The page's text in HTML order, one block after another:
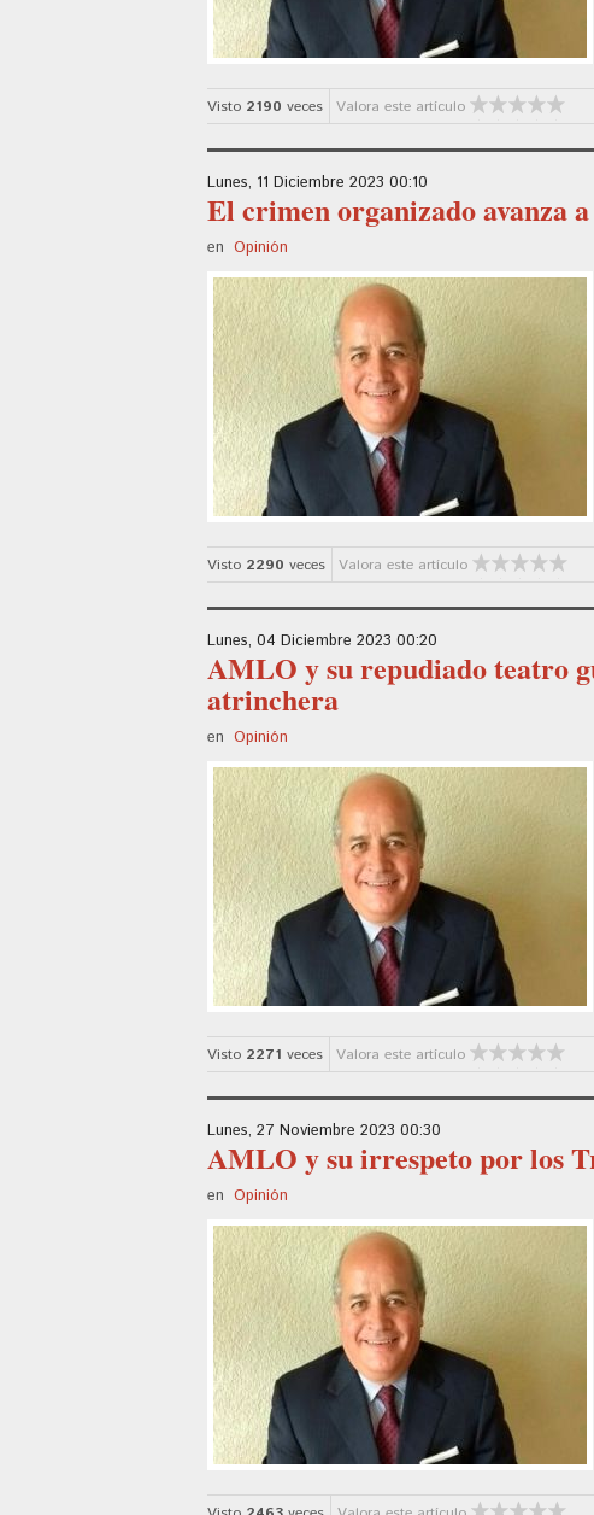
Visto 2190 veces Valora este artículo
Lunes, 11 Diciembre 2023 00:10
El crimen organizado avanza
en Opinión
Visto 2290 veces Valora este artículo
Lunes, 04 Diciembre 2023 00:20
AMLO y su repudiado teatro
atrinchera
en Opinión
Visto 2271 veces Valora este artículo
Lunes, 27 Noviembre 2023 00:30
AMLO y su irrespeto por los
en Opinión